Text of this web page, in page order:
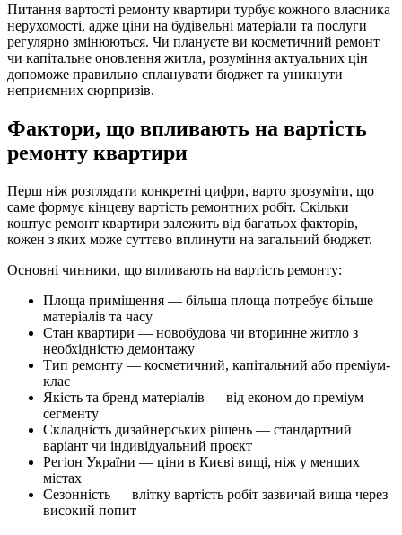
Питання вартості ремонту квартири турбує кожного власника
нерухомості, адже ціни на будівельні матеріали та послуги
регулярно змінюються. Чи плануєте ви косметичний ремонт
чи капітальне оновлення житла, розуміння актуальних цін
допоможе правильно спланувати бюджет та уникнути
неприємних сюрпризів.
Фактори, що впливають на вартість
ремонту квартири
Перш ніж розглядати конкретні цифри, варто зрозуміти, що
саме формує кінцеву вартість ремонтних робіт. Скільки
коштує ремонт квартири залежить від багатьох факторів,
кожен з яких може суттєво вплинути на загальний бюджет.
Основні чинники, що впливають на вартість ремонту:
Площа приміщення — більша площа потребує більше
матеріалів та часу
Стан квартири — новобудова чи вторинне житло з
необхідністю демонтажу
Тип ремонту — косметичний, капітальний або преміум-
клас
Якість та бренд матеріалів — від економ до преміум
сегменту
Складність дизайнерських рішень — стандартний
варіант чи індивідуальний проєкт
Регіон України — ціни в Києві вищі, ніж у менших
містах
Сезонність — влітку вартість робіт зазвичай вища через
високий попит